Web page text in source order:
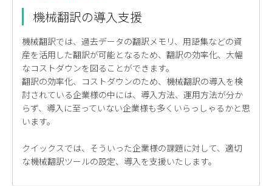
機械翻訳の導入支援
機械翻訳では、過去データの翻訳メモリ、用語集などの資
産を活用した翻訳が可能となるため、翻訳の効率化、大幅
なコストダウンを図ることができます。
翻訳の効率化、コストダウンのため、機械翻訳の導入を検
討されている企業様の中には、導入方法、運用方法が分か
らず、導入に至っていない企業様も多くいらっしゃるかと思
います。
クイックスでは、そういった企業様の課題に対して、適切
な機械翻訳ツールの設定、導入を支援いたします。